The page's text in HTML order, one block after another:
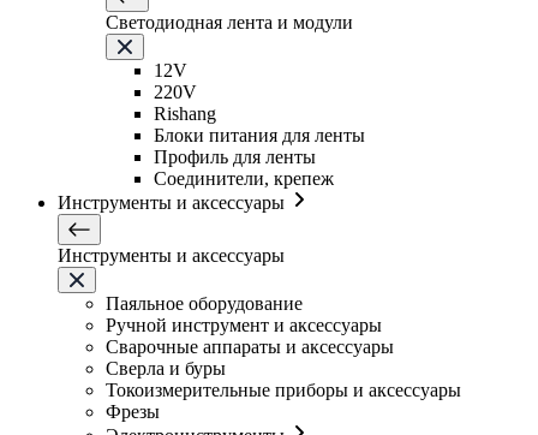
Светодиодная лента и модули
12V
220V
Rishang
Блоки питания для ленты
Профиль для ленты
Соединители, крепеж
Инструменты и аксессуары
Инструменты и аксессуары
Паяльное оборудование
Ручной инструмент и аксессуары
Сварочные аппараты и аксессуары
Сверла и буры
Токоизмерительные приборы и аксессуары
Фрезы